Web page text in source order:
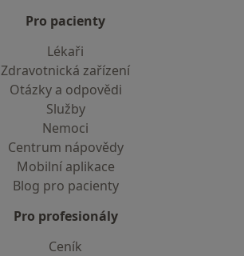
Pro pacienty
Lékaři
Zdravotnická zařízení
Otázky a odpovědi
Služby
Nemoci
Centrum nápovědy
Mobilní aplikace
Blog pro pacienty
Pro profesionály
Ceník